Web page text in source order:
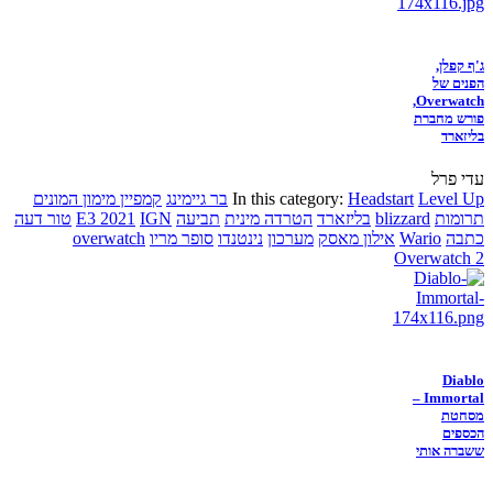
ג'ף קפלן,
הפנים של
Overwatch,
פורש מחברת
בליזארד
עדי פרל
In this category: Headstart Level Up בר גיימינג קמפיין מימון המונים
תרומות blizzard בליזארד הטרדה מינית תביעה E3 2021 IGN
טור דעה
כתבה Wario אילון מאסק מערכון נינטנדו סופר מריו overwatch
Overwatch 2
Diablo
Immortal –
מסחטת
הכספים
ששברה אותי